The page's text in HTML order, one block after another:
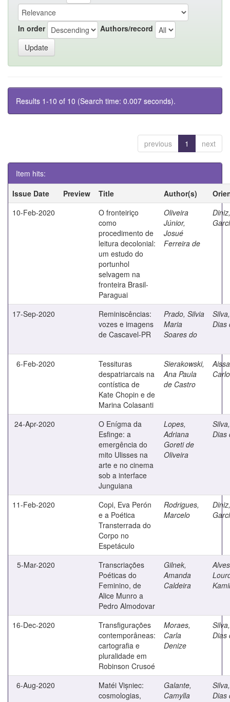
In order Authors/record
Results 1-10 of 10 (Search time: 0.007 seconds).
previous 1 next
Item hits:
Issue Date
Preview Title Author(s)
10-Feb-2020
O fronteiriço
como
procedimento de
leitura decolonial:
um estudo do
portunhol
selvagem na
fronteira Brasil-
Paraguai
Oliveira
Júnior,
Josué
Ferreira de
17-Sep-2020
Reminiscências:
vozes e imagens
de Cascavel-PR
Prado, Silvia
Maria
Soares do
Dias
6-Feb-2020
Tessituras
despatriarcais na
contística de
Kate Chopin e de
Marina Colasanti
Sierakowski,
Ana Paula
de Castro
24-Apr-2020
O Enígma da
Esfinge: a
emergência do
mito Ulisses na
arte e no cinema
sob a interface
Junguiana
Lopes,
Adriana
Goreti de
Oliveira
Dias
11-Feb-2020
Copi, Eva Perón
e a Poética
Transterrada do
Corpo no
Espetáculo
Rodrigues,
Marcelo
5-Mar-2020
Transcriações
Poéticas do
Feminino, de
Alice Munro a
Pedro Almodovar
Gilnek,
Amanda
Caldeira
16-Dec-2020
Transfigurações
contemporâneas:
cartografia e
pluralidade em
Robinson Crusoé
Moraes,
Carla
Denize
Dias
6-Aug-2020
Matéi Vișniec:
cosmologias,
Galante,
Camylla
Dias